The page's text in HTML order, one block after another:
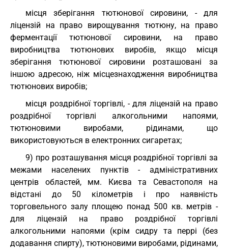
місця зберігання тютюнової сировини, - для
ліцензій на право вирощування тютюну, на право
ферментації тютюнової сировини, на право
виробництва тютюнових виробів, якщо місця
зберігання тютюнової сировини розташовані за
іншою адресою, ніж місцезнаходження виробництва
тютюнових виробів;
місця роздрібної торгівлі, - для ліцензій на право
роздрібної торгівлі алкогольними напоями,
тютюновими виробами, рідинами, що
використовуються в електронних сигаретах;
9) про розташування місця роздрібної торгівлі за
межами населених пунктів - адміністративних
центрів областей, мм. Києва та Севастополя на
відстані до 50 кілометрів і про наявність
торговельного залу площею понад 500 кв. метрів -
для ліцензій на право роздрібної торгівлі
алкогольними напоями (крім сидру та перрі (без
додавання спирту), тютюновими виробами, рідинами,